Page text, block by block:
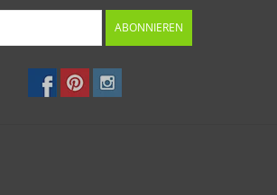
ABONNIEREN